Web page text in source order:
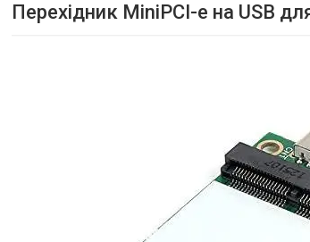
Перехідник MiniPCI-e на USB